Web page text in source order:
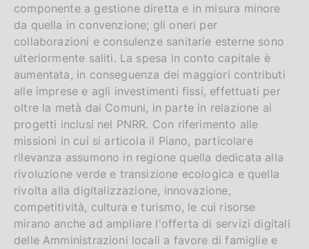
componente a gestione diretta e in misura minore
da quella in convenzione; gli oneri per
collaborazioni e consulenze sanitarie esterne sono
ulteriormente saliti. La spesa in conto capitale è
aumentata, in conseguenza dei maggiori contributi
alle imprese e agli investimenti fissi, effettuati per
oltre la metà dai Comuni, in parte in relazione ai
progetti inclusi nel PNRR. Con riferimento alle
missioni in cui si articola il Piano, particolare
rilevanza assumono in regione quella dedicata alla
rivoluzione verde e transizione ecologica e quella
rivolta alla digitalizzazione, innovazione,
competitività, cultura e turismo, le cui risorse
mirano anche ad ampliare l'offerta di servizi digitali
delle Amministrazioni locali a favore di famiglie e